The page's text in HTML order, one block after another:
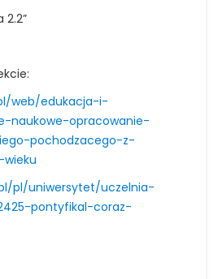
2.2”
web/edukacja-i-
naukowe-opracowanie-
pochodzacego-z-
pl/uniwersytet/uczelnia-
pontyfikal-coraz-